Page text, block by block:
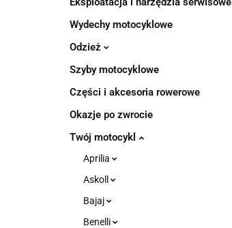
Wydechy motocyklowe
Odzież
Szyby motocyklowe
Części i akcesoria rowerowe
Okazje po zwrocie
Twój motocykl
Aprilia
Askoll
Bajaj
Benelli